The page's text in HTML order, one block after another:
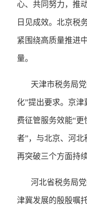
心、共同努力，推
日见成效。北京税
紧围绕高质量推进
量。
天津市税务局党
化”提出要求。京
费征管服务效能“
者”，与北京、河
再突破三个方面持
河北省税务局党
津冀发展的殷殷嘱